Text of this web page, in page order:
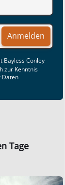
Anmelden
Bayless Conley
zur Kenntnis
Daten
Tage